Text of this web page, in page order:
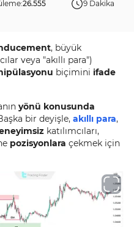
26.555 9 Dakika
, büyük
veya "akıllı para")
biçimini ifade
yönü konusunda
bir deyişle, akıllı para,
katılımcıları,
pozisyonlara çekmek için